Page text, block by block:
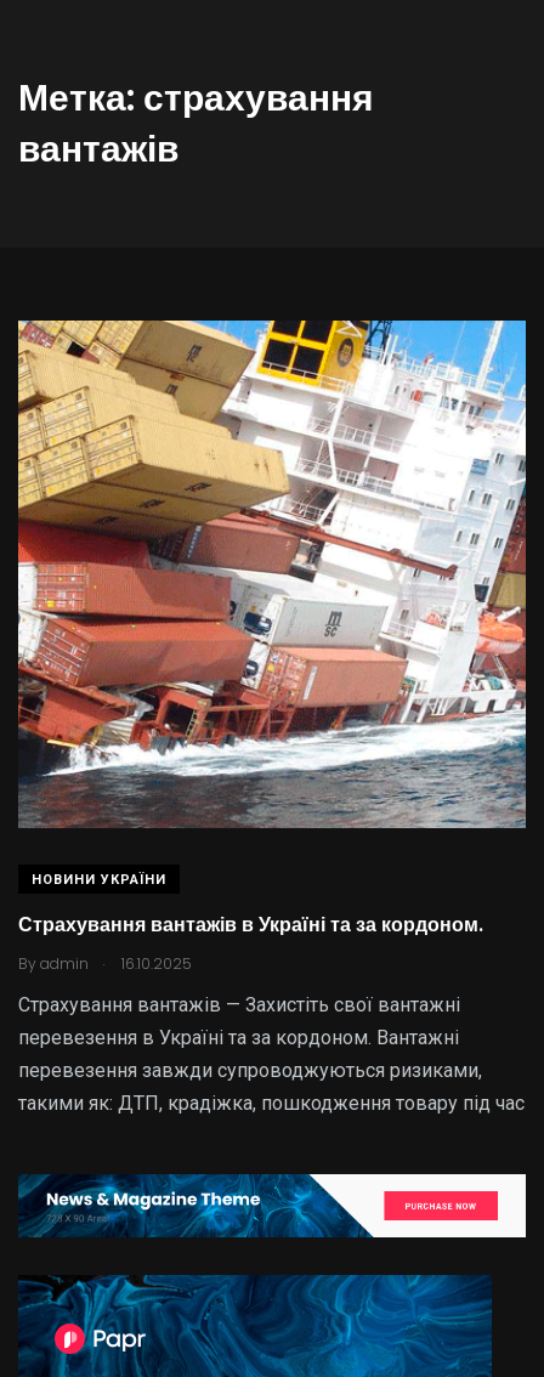
Метка: страхування
вантажів
НОВИНИ УКРАЇНИ
Страхування вантажів в Україні та за кордоном.
By admin . 16.10.2025
Страхування вантажів — Захистіть свої вантажні
перевезення в Україні та за кордоном. Вантажні
перевезення завжди супроводжуються ризиками,
такими як: ДТП, крадіжка, пошкодження товару під час